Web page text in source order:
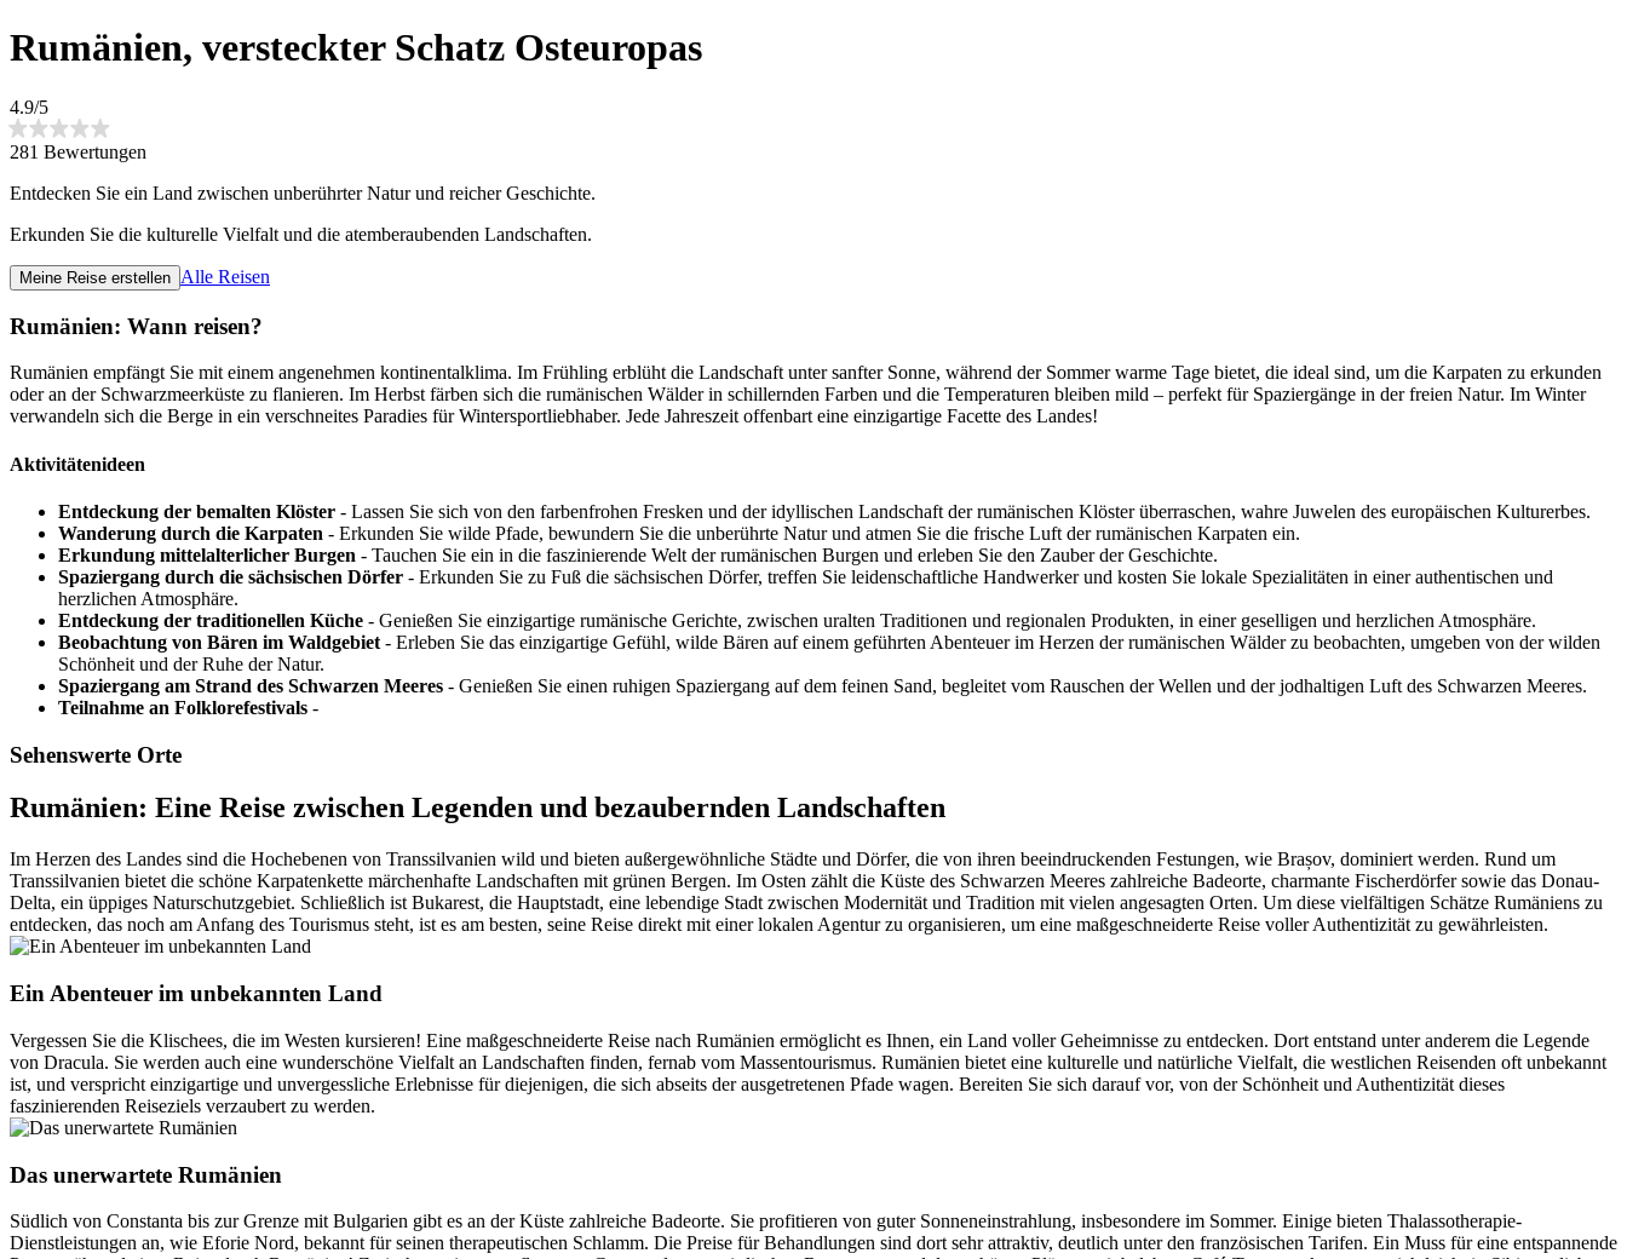
Rumänien, versteckter Schatz Osteuropas
4.9/5
281 Bewertungen
Entdecken Sie ein Land zwischen unberührter Natur und reicher Geschichte.
Erkunden Sie die kulturelle Vielfalt und die atemberaubenden Landschaften.
Meine Reise erstellen Alle Reisen
Rumänien: Wann reisen?
Rumänien empfängt Sie mit einem angenehmen kontinentalklima. Im Frühling erblüht die Landschaft unter sanfter Sonne, während der Sommer warme Tage bietet, die ideal sind, um die Karpaten zu erkunden
oder an der Schwarzmeerküste zu flanieren. Im Herbst färben sich die rumänischen Wälder in schillernden Farben und die Temperaturen bleiben mild – perfekt für Spaziergänge in der freien Natur. Im Winter
verwandeln sich die Berge in ein verschneites Paradies für Wintersportliebhaber. Jede Jahreszeit offenbart eine einzigartige Facette des Landes!
Aktivitätenideen
Entdeckung der bemalten Klöster - Lassen Sie sich von den farbenfrohen Fresken und der idyllischen Landschaft der rumänischen Klöster überraschen, wahre Juwelen des europäischen Kulturerbes.
Wanderung durch die Karpaten - Erkunden Sie wilde Pfade, bewundern Sie die unberührte Natur und atmen Sie die frische Luft der rumänischen Karpaten ein.
Erkundung mittelalterlicher Burgen - Tauchen Sie ein in die faszinierende Welt der rumänischen Burgen und erleben Sie den Zauber der Geschichte.
Spaziergang durch die sächsischen Dörfer - Erkunden Sie zu Fuß die sächsischen Dörfer, treffen Sie leidenschaftliche Handwerker und kosten Sie lokale Spezialitäten in einer authentischen und
herzlichen Atmosphäre.
Entdeckung der traditionellen Küche - Genießen Sie einzigartige rumänische Gerichte, zwischen uralten Traditionen und regionalen Produkten, in einer geselligen und herzlichen Atmosphäre.
Beobachtung von Bären im Waldgebiet - Erleben Sie das einzigartige Gefühl, wilde Bären auf einem geführten Abenteuer im Herzen der rumänischen Wälder zu beobachten, umgeben von der wilden
Schönheit und der Ruhe der Natur.
Spaziergang am Strand des Schwarzen Meeres - Genießen Sie einen ruhigen Spaziergang auf dem feinen Sand, begleitet vom Rauschen der Wellen und der jodhaltigen Luft des Schwarzen Meeres.
Teilnahme an Folklorefestivals -
Sehenswerte Orte
Rumänien: Eine Reise zwischen Legenden und bezaubernden Landschaften
Im Herzen des Landes sind die Hochebenen von Transsilvanien wild und bieten außergewöhnliche Städte und Dörfer, die von ihren beeindruckenden Festungen, wie Brașov, dominiert werden. Rund um
Transsilvanien bietet die schöne Karpatenkette märchenhafte Landschaften mit grünen Bergen. Im Osten zählt die Küste des Schwarzen Meeres zahlreiche Badeorte, charmante Fischerdörfer sowie das Donau-
Delta, ein üppiges Naturschutzgebiet. Schließlich ist Bukarest, die Hauptstadt, eine lebendige Stadt zwischen Modernität und Tradition mit vielen angesagten Orten. Um diese vielfältigen Schätze Rumäniens zu
entdecken, das noch am Anfang des Tourismus steht, ist es am besten, seine Reise direkt mit einer lokalen Agentur zu organisieren, um eine maßgeschneiderte Reise voller Authentizität zu gewährleisten.
Ein Abenteuer im unbekannten Land
Vergessen Sie die Klischees, die im Westen kursieren! Eine maßgeschneiderte Reise nach Rumänien ermöglicht es Ihnen, ein Land voller Geheimnisse zu entdecken. Dort entstand unter anderem die Legende
von Dracula. Sie werden auch eine wunderschöne Vielfalt an Landschaften finden, fernab vom Massentourismus. Rumänien bietet eine kulturelle und natürliche Vielfalt, die westlichen Reisenden oft unbekannt
ist, und verspricht einzigartige und unvergessliche Erlebnisse für diejenigen, die sich abseits der ausgetretenen Pfade wagen. Bereiten Sie sich darauf vor, von der Schönheit und Authentizität dieses
faszinierenden Reiseziels verzaubert zu werden.
Das unerwartete Rumänien
Südlich von Constanta bis zur Grenze mit Bulgarien gibt es an der Küste zahlreiche Badeorte. Sie profitieren von guter Sonneneinstrahlung, insbesondere im Sommer. Einige bieten Thalassotherapie-
Dienstleistungen an, wie Eforie Nord, bekannt für seinen therapeutischen Schlamm. Die Preise für Behandlungen sind dort sehr attraktiv, deutlich unter den französischen Tarifen. Ein Muss für eine entspannende